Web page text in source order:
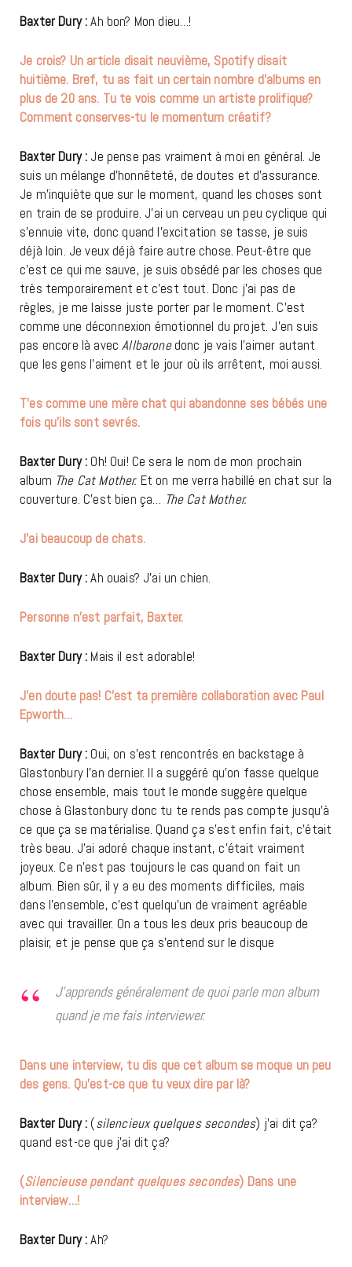
Baxter Dury :Ah bon? Mon dieu…!
Je crois? Un article disait neuvième, Spotify disait
huitième. Bref, tu as fait un certain nombre d’albums en
plus de 20 ans. Tu te vois comme un artiste prolifique?
Comment conserves-tu le momentum créatif?
Baxter Dury : Je pense pas vraiment à moi en général. Je
suis un mélange d’honnêteté, de doutes et d’assurance.
Je m’inquiète que sur le moment, quand les choses sont
en train de se produire. J’ai un cerveau un peu cyclique qui
s’ennuie vite, donc quand l’excitation se tasse, je suis
déjà loin. Je veux déjà faire autre chose. Peut-être que
c’est ce qui me sauve, je suis obsédé par les choses que
très temporairement et c’est tout. Donc j’ai pas de
règles, je me laisse juste porter par le moment. C’est
comme une déconnexion émotionnel du projet. J’en suis
pas encore là avecAllbaronedonc je vais l’aimer autant
que les gens l’aiment et le jour où ils arrêtent, moi aussi.
T’es comme une mère chat qui abandonne ses bébés une
fois qu’ils sont sevrés.
Baxter Dury : Oh! Oui! Ce sera le nom de mon prochain
album The Cat Mother. Et on me verra habillé en chat sur la
couverture. C’est bien ça… The Cat Mother.
J’ai beaucoup de chats.
Baxter Dury :Ah ouais? J’ai un chien.
Personne n’est parfait, Baxter.
Baxter Dury : Mais il est adorable!
J’en doute pas! C’est ta première collaboration avec Paul
Epworth…
Baxter Dury : Oui, on s’est rencontrés en backstage à
Glastonbury l’an dernier. Il a suggéré qu’on fasse quelque
chose ensemble, mais tout le monde suggère quelque
chose à Glastonbury donc tu te rends pas compte jusqu’à
ce que ça se matérialise. Quand ça s’est enfin fait, c’était
très beau. J’ai adoré chaque instant, c’était vraiment
joyeux. Ce n’est pas toujours le cas quand on fait un
album. Bien sûr, il y a eu des moments difficiles, mais
dans l’ensemble, c’est quelqu’un de vraiment agréable
avec qui travailler. On a tous les deux pris beaucoup de
plaisir, et je pense que ça s’entend sur le disque
J’apprends généralement de quoi parle mon album
quand je me fais interviewer.
Dans une interview, tu dis que cet album se moque un peu
des gens. Qu’est-ce que tu veux dire par là?
Baxter Dury : (silencieux quelques secondes) j’ai dit ça?
quand est-ce que j’ai dit ça?
(Silencieuse pendant quelques secondes) Dans une
interview…!
Baxter Dury :Ah?